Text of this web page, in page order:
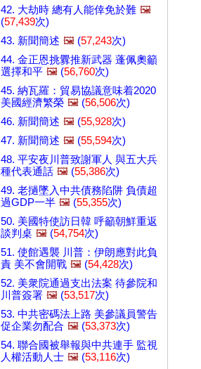
42. 大劫時 總有人能倖免於難 🖼️
(57,439次)
43. 新聞簡述 🖼️ (57,243次)
44. 金正恩挑釁推新武器 蓬佩奧籲
選擇和平 🖼️ (56,760次)
45. 納瓦羅：貿易協議意味着2020
美國經濟繁榮 🖼️ (56,506次)
46. 新聞簡述 🖼️ (55,928次)
47. 新聞簡述 🖼️ (55,594次)
48. 平安夜川普致謝軍人 與五大兵
種代表通話 🖼️ (55,386次)
49. 老撾墜入中共債務陷阱 負債超
過GDP一半 🖼️ (55,355次)
50. 美國特使訪日韓 呼籲朝鮮重返
談判桌 🖼️ (54,754次)
51. 使館遇襲 川普：伊朗應對此負
責 美不會開戰 🖼️ (54,428次)
52. 美衆院通過支出法案 待參院和
川普簽署 🖼️ (53,517次)
53. 中共密碼法上路 美參議員警告
促企業勿配合 🖼️ (53,373次)
54. 聯合國被舉報與中共連手 監視
人權活動人士 🖼️ (53,116次)